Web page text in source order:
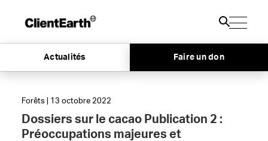
Actualités Faire un don
Forêts | 13 octobre 2022
Dossiers sur le cacao Publication 2 :
Préoccupations majeures et